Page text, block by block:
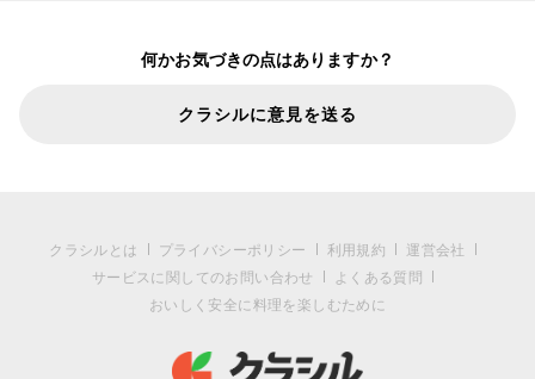
何かお気づきの点はありますか？
クラシルに意見を送る
クラシルとは プライバシーポリシー 利用規約
運営会社
サービスに関してのお問い合わせ
よくある質問
おいしく安全に料理を楽しむために